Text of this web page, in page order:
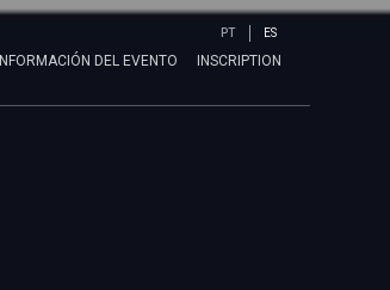
PT ES
INFORMACIÓN DEL EVENTO INSCRIPTION